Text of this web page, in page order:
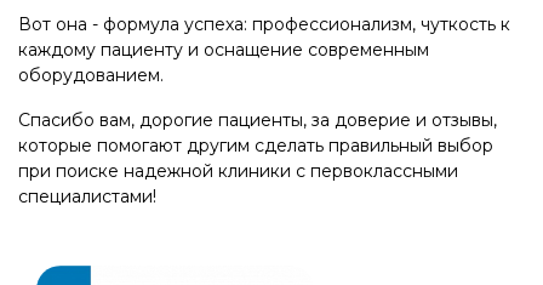
Вот она - формула успеха: профессионализм, чуткость к
каждому пациенту и оснащение современным
оборудованием.
Спасибо вам, дорогие пациенты, за доверие и отзывы,
которые помогают другим сделать правильный выбор
при поиске надежной клиники с первоклассными
специалистами!